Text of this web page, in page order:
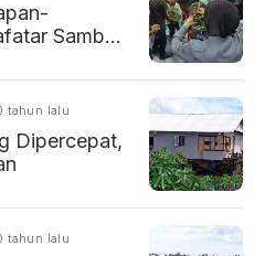
Samboja
tahun lalu
Dipercepat,
tahun lalu